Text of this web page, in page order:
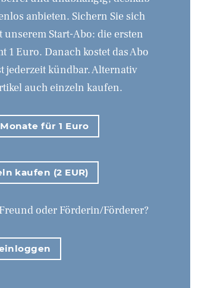
anbieten. Sichern Sie sich
Start-Abo: die ersten
1 Euro. Danach kostet das Abo
jederzeit kündbar. Alternativ
auch einzeln kaufen.
für 1 Euro
kaufen (2 EUR)
oder Förderin/Förderer?